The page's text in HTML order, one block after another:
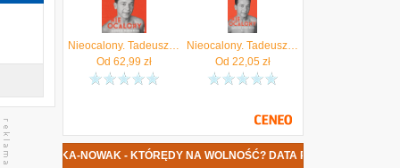
Nieocalony. Tadeusz Borowski. Biografia (plik audio) - Karnawałowe ceny HITÓW. Słuchaj z przyjemnością.
Od 62,99 zł
Nieocalony. Tadeusz Borowski. Biografia (e-book) - Karnawałowe ceny HITÓW. Czytaj z przyjemnością.
Od 22,05zł
NOWAK - KTÓRĘDY NA WOLNOŚĆ? DATA PREMIERY